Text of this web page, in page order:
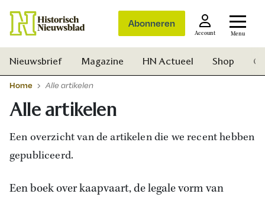
Abonneren
Account Menu
Nieuwsbrief Magazine HN Actueel Shop
Home Alle artikelen
Alle artikelen
Een overzicht van de artikelen die we recent hebben
gepubliceerd.
Een boek over kaapvaart, de legale vorm van